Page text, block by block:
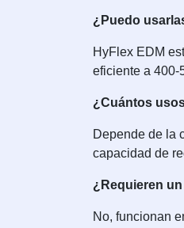
¿Puedo
HyFlex EDM
eficiente a 400-
¿Cuántos
Depende de la
capacidad de
¿Requieren
No, funcionan